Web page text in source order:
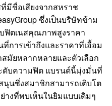
มีชื่อเสียงจากสหราช
ซึ่งเป็นบริษัทข้าม
ฟิตเนสคุณภาพสูงราคา
การเข้าถึงและราคาที่เอื้อม
มัยหลากหลายและตัวเลือก
ดับความฟิต แบรนด์นี้มุ่งมั่นที่
นซึ่งสมาชิกสามารถเติบโต
างที่พบเห็นในยิมแบบเดิมๆ